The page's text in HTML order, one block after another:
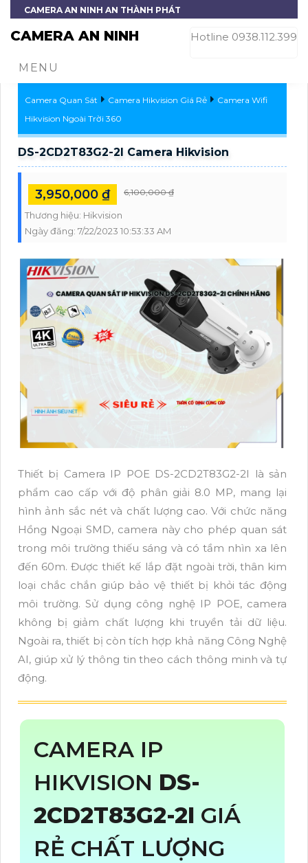
CAMERA AN NINH AN THÀNH PHÁT
CAMERA AN NINH Hotline 0938.112.399
MENU
Camera Quan Sát Camera Hikvision Giá Rẻ
Camera Wifi
Hikvision Ngoài Trời 360
DS-2CD2T83G2-2I Camera Hikvision
3,950,000 ₫ 6,100,000 ₫
Thương hiệu: Hikvision
Ngày đăng: 7/22/2023 10:53:33 AM
Thiết bị Camera IP POE DS-2CD2T83G2-2I là sản
phẩm cao cấp với độ phân giải 8.0 MP, mang lại
hình ảnh sắc nét và chất lượng cao. Với chức năng
Hồng Ngoại SMD, camera này cho phép quan sát
trong môi trường thiếu sáng và có tầm nhìn xa lên
đến 60m. Được thiết kế lắp đặt ngoài trời, thân kim
loại chắc chắn giúp bảo vệ thiết bị khỏi tác động
môi trường. Sử dụng công nghệ IP POE, camera
không bị giảm chất lượng khi truyền tải dữ liệu.
Ngoài ra, thiết bị còn tích hợp khả năng Công Nghệ
AI, giúp xử lý thông tin theo cách thông minh và tự
động.
CAMERA IP
HIKVISION DS-
2CD2T83G2-2I GIÁ
RẺ CHẤT LƯỢNG